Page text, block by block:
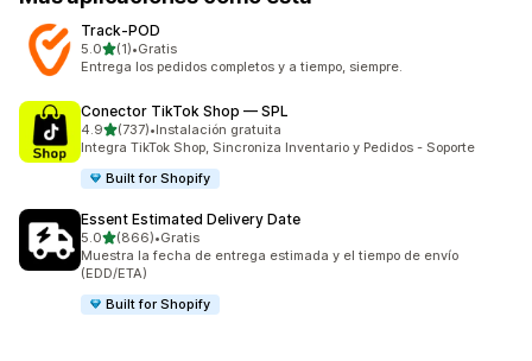
Track‑POD
5.0de 5 estrellas
(1)
1 reseñas en total
•Gratis
Entrega los pedidos completos y a tiempo, siempre.
Conector TikTok Shop — SPL
4.9de 5 estrellas
(737)
737 reseñas en total
•Instalación gratuita
Integra TikTok Shop, Sincroniza Inventario y Pedidos - Soporte
Built for Shopify
Essent Estimated Delivery Date
5.0de 5 estrellas
(866)
866 reseñas en total
•Gratis
Muestra la fecha de entrega estimada y el tiempo de envío
(EDD/ETA)
Built for Shopify